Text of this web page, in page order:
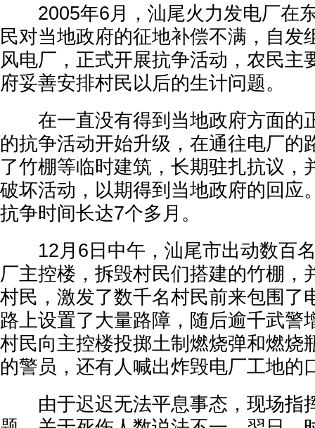
2005年6月，汕尾火力发电厂在
民对当地政府的征地补偿不满，自发
风电厂，正式开展抗争活动，农民主
府妥善安排村民以后的生计问题。
在一直没有得到当地政府方面的
的抗争活动开始升级，在通往电厂的
了竹棚等临时建筑，长期驻扎抗议，
破坏活动，以期得到当地政府的回应
抗争时间长达7个多月。
12月6日中午，汕尾市出动数百名
厂主控楼，拆毁村民们搭建的竹棚，
村民，激发了数千名村民前来包围了
路上设置了大量路障，随后逾千武警
村民向主控楼投掷土制燃烧弹和燃烧
的警员，还有人喊出炸毁电厂工地的
由于迟迟无法平息事态，现场指